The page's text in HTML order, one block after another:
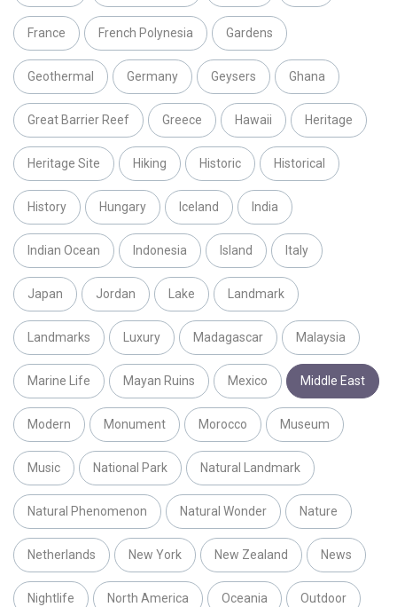
France French Polynesia Gardens
Geothermal Germany Geysers Ghana
Great Barrier Reef Greece Hawaii Heritage
Heritage Site Hiking Historic Historical
History Hungary Iceland India
Indian Ocean Indonesia Island Italy
Japan Jordan Lake Landmark
Landmarks Luxury Madagascar Malaysia
Marine Life Mayan Ruins Mexico Middle East
Modern Monument Morocco Museum
Music National Park Natural Landmark
Natural Phenomenon Natural Wonder Nature
Netherlands New York New Zealand News
Nightlife North America Oceania Outdoor